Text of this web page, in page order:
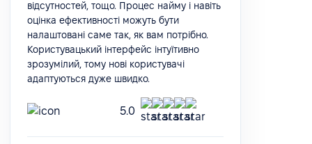
відсутностей, тощо. Процес найму і навіть
оцінка ефективності можуть бути
налаштовані саме так, як вам потрібно.
Користувацький інтерфейс інтуїтивно
зрозумілий, тому нові користувачі
адаптуються дуже швидко.
5.0